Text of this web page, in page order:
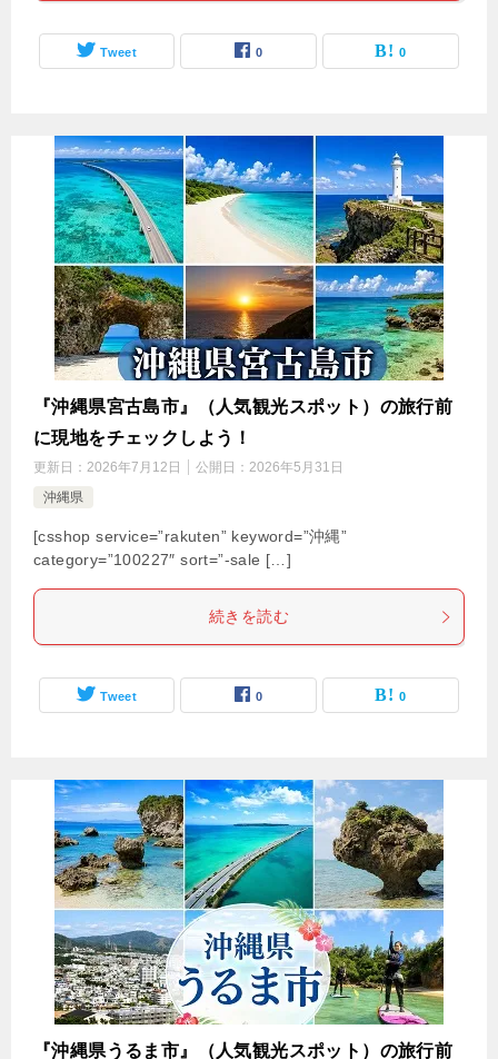
Tweet 0 0
『沖縄県宮古島市』（人気観光スポット）の旅行前
に現地をチェックしよう！
更新日： 2026年7月12日 公開日： 2026年5月31日
沖縄県
[csshop service=”rakuten” keyword=”沖縄”
category=”100227″ sort=”-sale […]
続きを読む
Tweet 0 0
『沖縄県うるま市』（人気観光スポット）の旅行前